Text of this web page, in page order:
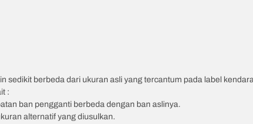
sedikit berbeda dari ukuran asli yang tercantum pada label
:
ban pengganti berbeda dengan ban aslinya.
alternatif yang diusulkan.